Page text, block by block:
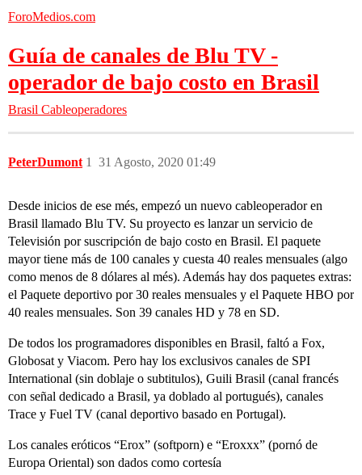
ForoMedios.com
Guía de canales de Blu TV -
operador de bajo costo en Brasil
Brasil Cableoperadores
PeterDumont 31 Agosto, 2020 01:49
1
Desde inicios de ese més, empezó un nuevo cableoperador en
Brasil llamado Blu TV. Su proyecto es lanzar un servicio de
Televisión por suscripción de bajo costo en Brasil. El paquete
mayor tiene más de 100 canales y cuesta 40 reales mensuales (algo
como menos de 8 dólares al més). Además hay dos paquetes extras:
el Paquete deportivo por 30 reales mensuales y el Paquete HBO por
40 reales mensuales. Son 39 canales HD y 78 en SD.
De todos los programadores disponibles en Brasil, faltó a Fox,
Globosat y Viacom. Pero hay los exclusivos canales de SPI
International (sin doblaje o subtitulos), Guili Brasil (canal francés
con señal dedicado a Brasil, ya doblado al portugués), canales
Trace y Fuel TV (canal deportivo basado en Portugal).
Los canales eróticos “Erox” (softporn) e “Eroxxx” (pornó de
Europa Oriental) son dados como cortesía